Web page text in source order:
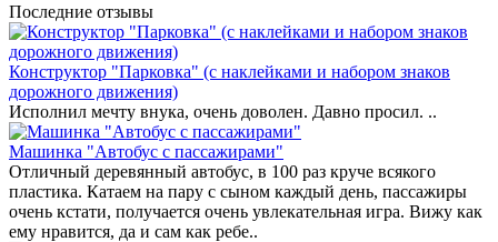
Последние отзывы
Конструктор "Парковка" (с наклейками и набором знаков
дорожного движения)
Исполнил мечту внука, очень доволен. Давно просил. ..
Машинка "Автобус с пассажирами"
Отличный деревянный автобус, в 100 раз круче всякого
пластика. Катаем на пару с сыном каждый день, пассажиры
очень кстати, получается очень увлекательная игра. Вижу как
ему нравится, да и сам как ребе..